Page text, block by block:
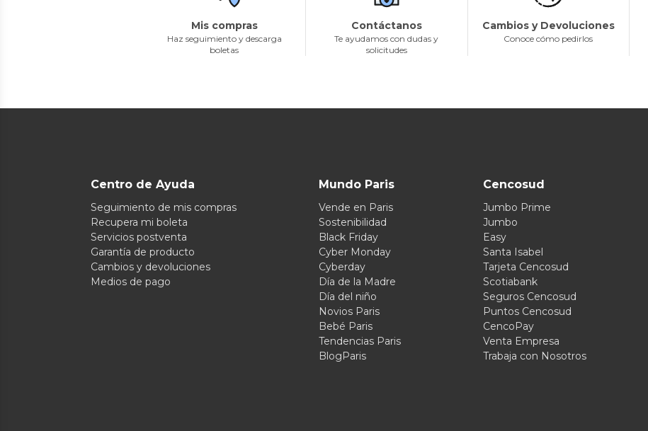
Mis compras
Haz seguimiento y descarga
boletas
Contáctanos
Te ayudamos con dudas y
solicitudes
Cambios y Devoluciones
Conoce cómo pedirlos
Centro de Ayuda
Seguimiento de mis compras
Recupera mi boleta
Servicios postventa
Garantía de producto
Cambios y devoluciones
Medios de pago
Mundo Paris
Vende en Paris
Sostenibilidad
Black Friday
Cyber Monday
Cyberday
Día de la Madre
Día del niño
Novios Paris
Bebé Paris
Tendencias Paris
BlogParis
Cencosud
Jumbo Prime
Jumbo
Easy
Santa Isabel
Tarjeta Cencosud
Scotiabank
Seguros Cencosud
Puntos Cencosud
CencoPay
Venta Empresa
Trabaja con Nosotros